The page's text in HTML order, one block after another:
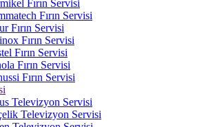
Fırın Servisi
Fırın Servisi
Fırın Servisi
Fırın Servisi
Fırın Servisi
Fırın Servisi
Fırın Servisi
Televizyon Servisi
Televizyon Servisi